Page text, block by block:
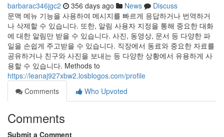
barbarac346jgc2 356 days ago News
Discuss
문맥 메뉴 기능을 사용하여 메시지를 빠르게 응답하거나 번역하거
나 삭제할 수 있습니다. 또한, 알림 사용자 지정을 통해 중요한 대화
에 대한 알림만 받을 수 있습니다. 사진, 동영상, 문서 등 다양한 파
일을 손쉽게 주고받을 수 있습니다. 직장에서 동료와 중요한 자료를
공유하거나 친구와 사진을 보내는 등 다양한 상황에서 유용하게 사
용할 수 있습니다. Methods to
https://leanaj927xbw2.losblogos.com/profile
Comments
Who Upvoted
Comments
Submit a Comment